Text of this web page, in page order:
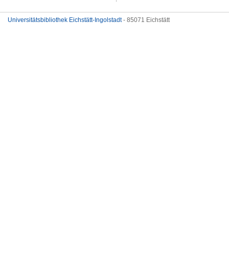
Universitätsbibliothek Eichstätt-Ingolstadt- 85071 Eichstätt